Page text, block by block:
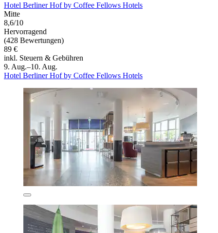
Hotel Berliner Hof by Coffee Fellows Hotels
Mitte
8,6/10
Hervorragend
(428 Bewertungen)
89 €
inkl. Steuern & Gebühren
9. Aug.–10. Aug.
Hotel Berliner Hof by Coffee Fellows Hotels